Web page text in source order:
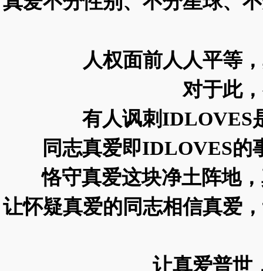
人权面前人人平等
对于此
有人讽刺IDLOVES
同志真爱即IDLOVES的
恪守真爱这块净土阵地
让怀疑真爱的同志相信真爱
让真爱普世